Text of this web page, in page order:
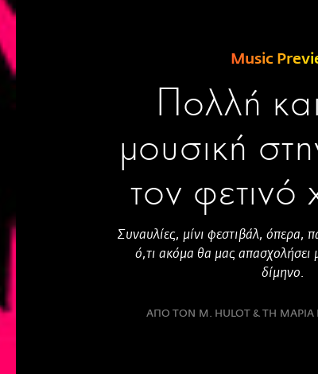
Music
Πολλή
μουσική
τον φετινό
Συναυλίες, μίνι φεστιβάλ, όπερα,
ό,τι ακόμα θα μας απασχολήσει
δίμηνο.
ΑΠΟ ΤΟΝ M. HULOT & ΤΗ